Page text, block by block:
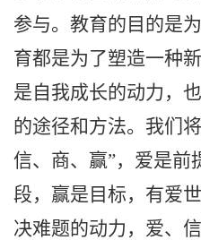
参与。教育的目的是
育都是为了塑造一种
是自我成长的动力，
的途径和方法。我们
信、商、赢”，爱是前
段，赢是目标，有爱
决难题的动力，爱、